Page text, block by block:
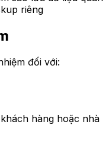
riêng
đối với:
hàng hoặc nhà